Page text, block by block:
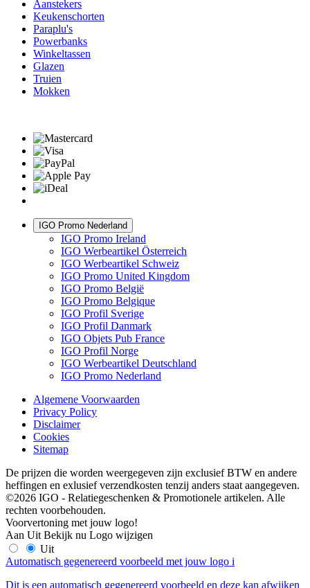
Aanstekers
Keukenschorten
Paraplu's
Powerbanks
Winkeltassen
Glazen
Truien
Mokken
IGO Promo Nederland
IGO Promo Ireland
IGO Werbeartikel Österreich
IGO Werbeartikel Schweiz
IGO Promo United Kingdom
IGO Promo België
IGO Promo Belgique
IGO Profil Sverige
IGO Profil Danmark
IGO Objets Pub France
IGO Profil Norge
IGO Werbeartikel Deutschland
IGO Promo Nederland
Algemene Voorwaarden
Privacy Policy
Disclaimer
Cookies
Sitemap
De prijzen die worden weergegeven zijn exclusief BTW en andere
heffingen en exlusief verzendkosten tenzij anders staat aangegeven.
©2026 IGO - Relatiegeschenken & Promotionele artikelen. Alle
rechten voorbehouden.
Voorvertoning met jouw logo!
Aan Uit Bekijk nu Logo wijzigen
Uit
Automatisch gegenereerd voorbeeld met jouw logo i
Dit is een automatisch gegenereerd voorbeeld en deze kan afwijken